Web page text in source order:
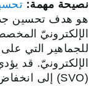
نصيحة مهمة:
هو هدف تحسين
الإلكترونيّ
للجماهير التي
الإلكترونيّ. قد
(SVO) إلى انخفاض التكلفة لكل زيارة للموقع.